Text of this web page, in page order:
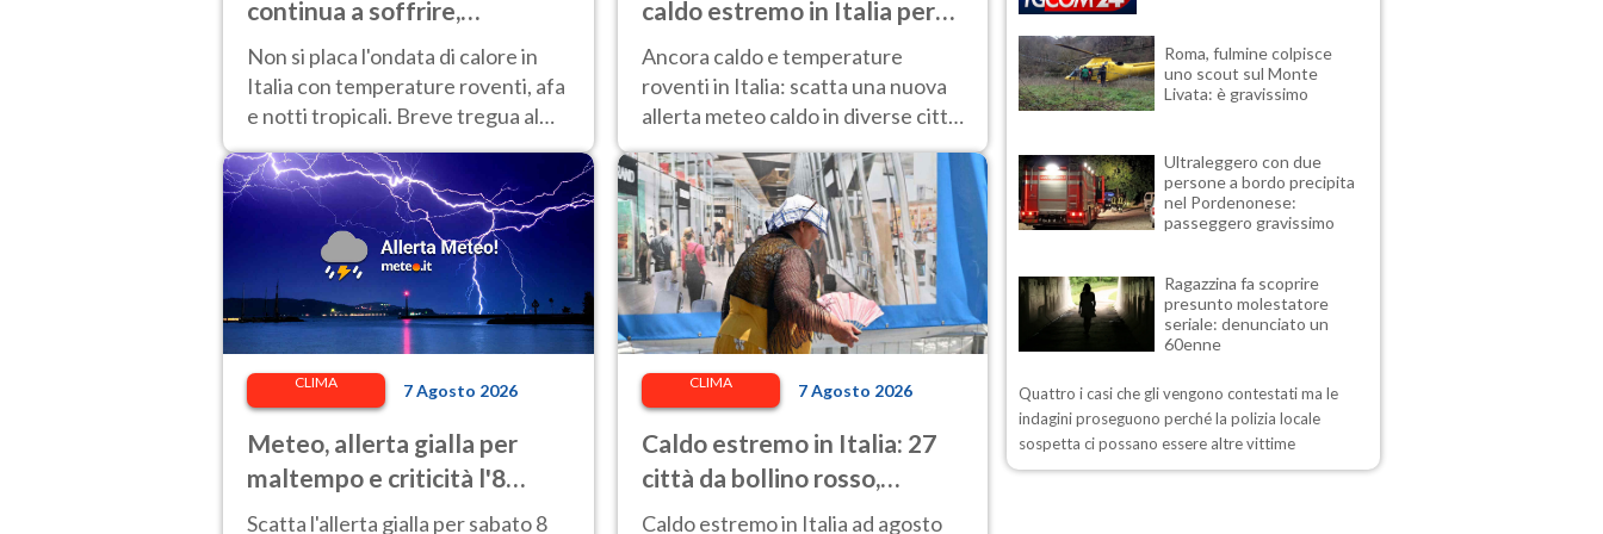
continua a soffrire,
temperature oltre 40°C e
afa per altri 10 giorni
Non si placa l'ondata di calore in
Italia con temperature roventi, afa
e notti tropicali. Breve tregua al
Nord.
caldo estremo in Italia per
l'8 agosto 2026: le città a
rischio per il Ministero della
Salute
Ancora caldo e temperature
roventi in Italia: scatta una nuova
allerta meteo caldo in diverse città
contrassegnate dal bollino rosso e
giallo.
CLIMA 7 Agosto 2026
Meteo, allerta gialla per
maltempo e criticità l'8
agosto 2026: le regioni a
Scatta l'allerta gialla per sabato 8
CLIMA 7 Agosto 2026
Caldo estremo in Italia: 27
città da bollino rosso,
asfalto fino a 62° e punte di
Caldo estremo in Italia ad agosto
Roma, fulmine colpisce
uno scout sul Monte
Livata: è gravissimo
Ultraleggero con due
persone a bordo precipita
nel Pordenonese:
passeggero gravissimo
Ragazzina fa scoprire
presunto molestatore
seriale: denunciato un
60enne
Quattro i casi che gli vengono contestati ma le
indagini proseguono perché la polizia locale
sospetta ci possano essere altre vittime